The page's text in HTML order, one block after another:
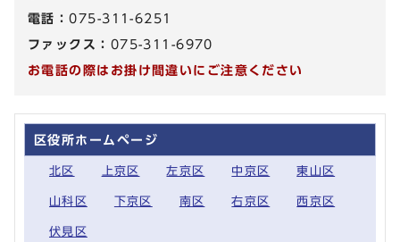
電話：075-311-6251
ファックス： 075-311-6970
お電話の際はお掛け間違いにご注意ください
区役所ホームページ
北区 上京区 左京区 中京区 東山区
山科区 下京区 南区 右京区 西京区
伏見区